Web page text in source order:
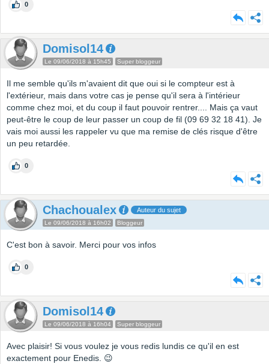
0
Domisol14
Le 09/06/2018 à 15h45 Super bloggeur
Il me semble qu'ils m'avaient dit que oui si le compteur est à
l'extérieur, mais dans votre cas je pense qu'il sera à l'intérieur
comme chez moi, et du coup il faut pouvoir rentrer.... Mais ça vaut
peut-être le coup de leur passer un coup de fil (09 69 32 18 41). Je
vais moi aussi les rappeler vu que ma remise de clés risque d'être
un peu retardée.
0
Chachoualex Auteur du sujet
Le 09/06/2018 à 16h02 Bloggeur
C'est bon à savoir. Merci pour vos infos
0
Domisol14
Le 09/06/2018 à 16h04 Super bloggeur
Avec plaisir! Si vous voulez je vous redis lundis ce qu'il en est
exactement pour Enedis. 😉